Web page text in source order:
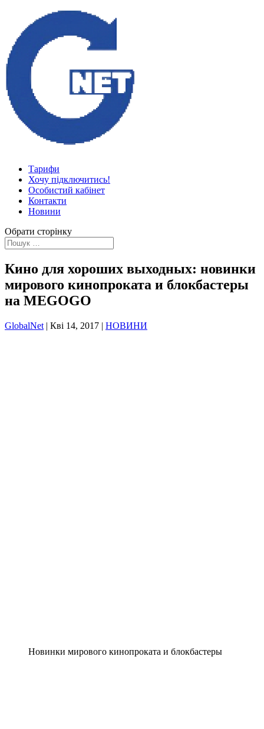
Тарифи
Хочу підключитись!
Особистий кабінет
Контакти
Новини
Обрати сторінку
Кино для хороших выходных: новинки
мирового кинопроката и блокбастеры
на MEGOGO
GlobalNet | Кві 14, 2017 | НОВИНИ
Новинки мирового кинопроката и блокбастеры